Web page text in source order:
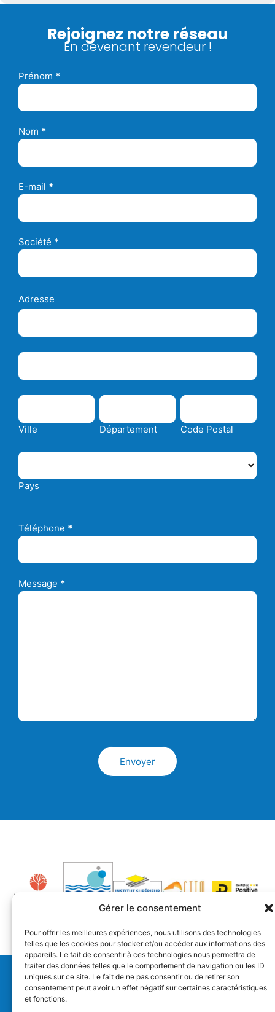
Gérer le consentement
Pour offrir les meilleures expériences, nous utilisons des technologies
telles que les cookies pour stocker et/ou accéder aux informations des
appareils. Le fait de consentir à ces technologies nous permettra de
traiter des données telles que le comportement de navigation ou les ID
uniques sur ce site. Le fait de ne pas consentir ou de retirer son
consentement peut avoir un effet négatif sur certaines caractéristiques
et fonctions.
Rejoignez notre réseau
En devenant revendeur !
Devenir
Prénom *
Nom *
E-mail *
Société *
Adresse
Adresse
Adresse
Ville
Ville
Département
Département
Code
Code Postal
Pays
Pays
Téléphone *
Message *
Envoyer
Distribution